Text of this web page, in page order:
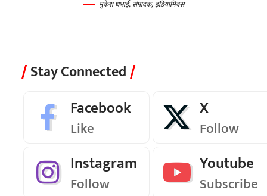
मुकेश धभाई, संपादक, इंडियामिक्स
Stay Connected
Facebook
Like
X
Follow
Instagram
Follow
Youtube
Subscribe